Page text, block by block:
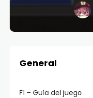
General
F1 – Guía del juego